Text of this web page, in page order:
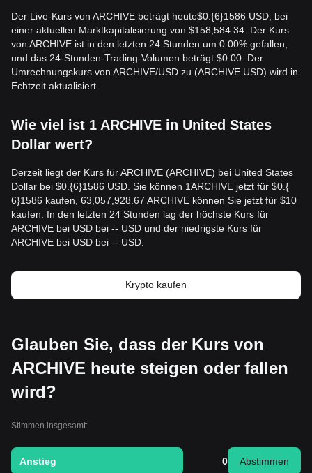
Der Live-Kurs von ARCHIVE beträgt heute$0.{​6}1586 USD, bei
einer aktuellen Marktkapitalisierung von $158,584.34. Der Kurs
von ARCHIVE ist in den letzten 24 Stunden um 0.00% gefallen,
und das 24-Stunden-Trading-Volumen beträgt $0.00. Der
Umrechnungskurs von ARCHIVE/USD zu (ARCHIVE USD) wird in
Echtzeit aktualisiert.
Wie viel ist 1 ARCHIVE in United States
Dollar wert?
Derzeit liegt der Kurs für ARCHIVE (ARCHIVE) bei United States
Dollar bei $0.{​6}1586 USD. Sie können 1ARCHIVE jetzt für $0.{​
6}1586 kaufen, 63,057,928.67 ARCHIVE können Sie jetzt für $10
kaufen. In den letzten 24 Stunden lag der höchste Kurs für
ARCHIVE bei USD bei -- USD und der niedrigste Kurs für
ARCHIVE bei USD bei -- USD.
Krypto kaufen
Glauben Sie, dass der Kurs von
ARCHIVE heute steigen oder fallen
wird?
Stimmen insgesamt:
Anstieg 0 Abstimmen